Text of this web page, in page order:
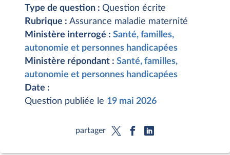
Type de question : Question écrite
Rubrique : Assurance maladie maternité
Ministère interrogé : Santé, familles,
autonomie et personnes handicapées
Ministère répondant : Santé, familles,
autonomie et personnes handicapées
Date :
Question publiée le 19 mai 2026
partager